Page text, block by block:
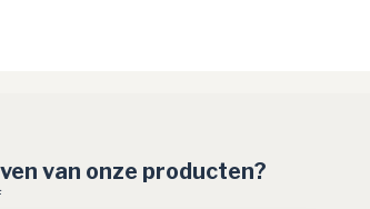
van onze producten?